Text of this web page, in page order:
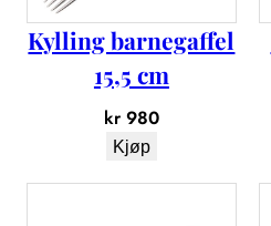
5
Kylling barnegaffel
15,5 cm
kr980
Kjøp